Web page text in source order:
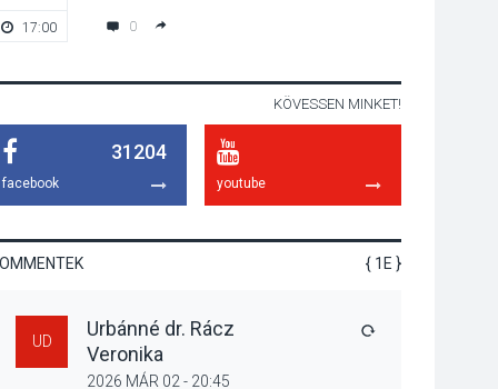
parkolási díjak
Nőtt a fontosabb nyári
gyümölcsök
termésmennyisége
Bogdányban
programokkal teli
búcsúhétvége lesz
17:00 0
KÖVESSEN MINKET!
31204
facebook youtube
{ 1E }
UD
Urbánné dr. Rácz
Veronika
2026 MÁR 02 - 20:45